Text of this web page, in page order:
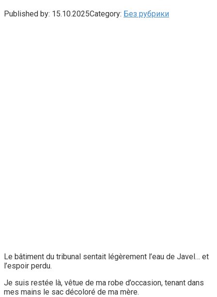
Published by: 15.10.2025Category: Без рубрики
Le bâtiment du tribunal sentait légèrement l’eau de Javel… et
l’espoir perdu.
Je suis restée là, vêtue de ma robe d’occasion, tenant dans
mes mains le sac décoloré de ma mère.